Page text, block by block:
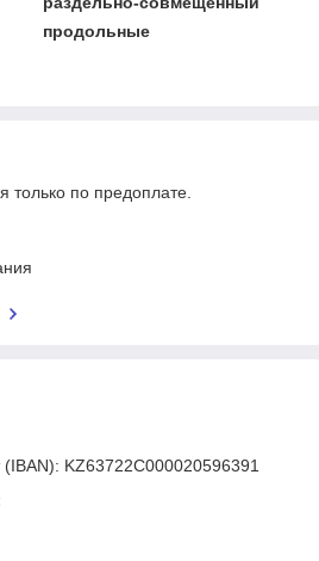
продольные
только по предоплате.
KZ63722C000020596391